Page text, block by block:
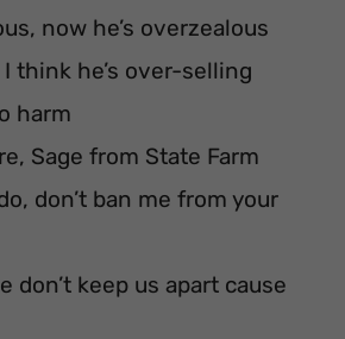
now he’s overzealous
think he’s over-selling
harm
Sage from State Farm
don’t ban me from your
don’t keep us apart cause